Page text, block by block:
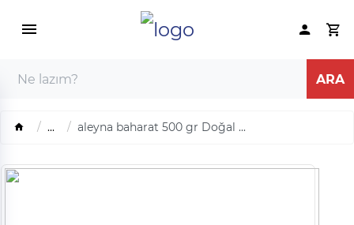
... aleyna baharat 500 gr Doğal ...